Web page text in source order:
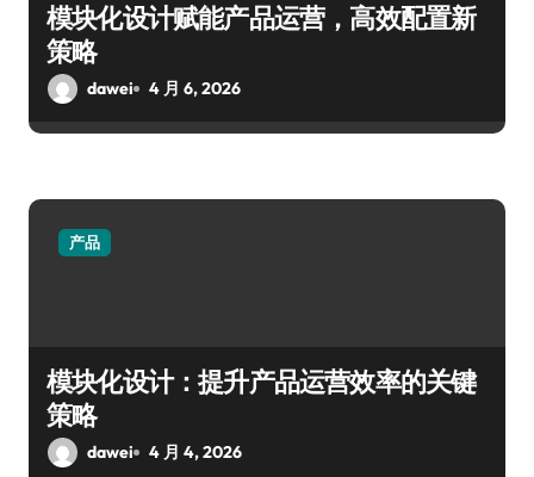
模块化设计赋能产品运营，高效配置新
策略
dawei 4 月 6, 2026
产品
模块化设计：提升产品运营效率的关键
策略
dawei 4 月 4, 2026